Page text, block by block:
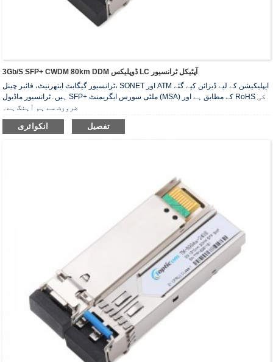
3Gb/s SFP+ CWDM 80km DDM ڈوپلیکس LC آپٹیکل ٹرانسیور
ٹرانسیور گیگابٹ ایتھرنیٹ، فائبر چینل، SONET اور ATM ایپلیکیشن کے لیے ڈیزائن کیے گئے
ہیں۔ٹرانسیور ماڈیول SFP+ ملٹی سورس ایگریمنٹ (MSA) کے مطابق ہے اور RoHS کی
ضرورت سے ہم آہنگ ہے۔
انکوائری تفصیل